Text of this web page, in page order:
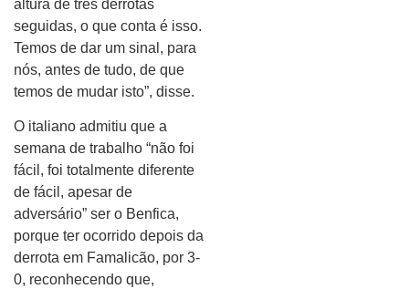
altura de três derrotas
seguidas, o que conta é isso.
Temos de dar um sinal, para
nós, antes de tudo, de que
temos de mudar isto”, disse.
O italiano admitiu que a
semana de trabalho “não foi
fácil, foi totalmente diferente
de fácil, apesar de
adversário” ser o Benfica,
porque ter ocorrido depois da
derrota em Famalicão, por 3-
0, reconhecendo que,